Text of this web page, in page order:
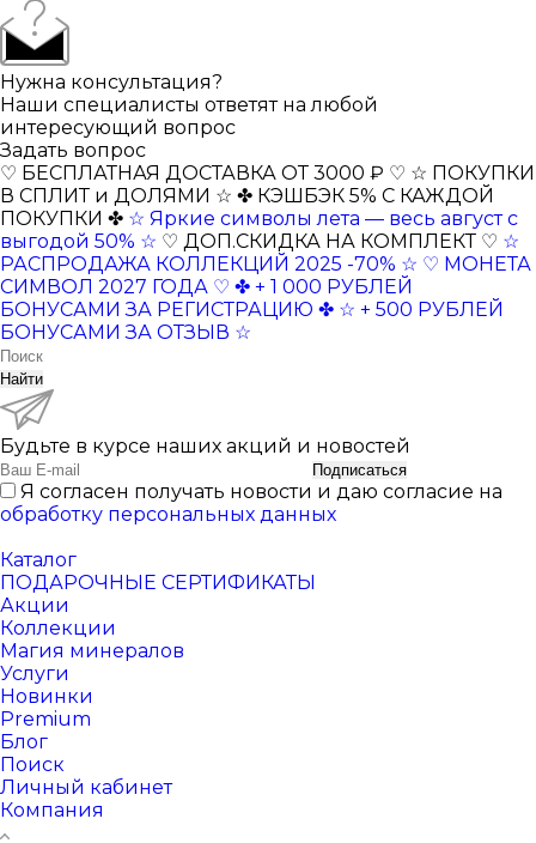
Нужна консультация?
Наши специалисты ответят на любой
интересующий вопрос
Задать вопрос
♡ БЕСПЛАТНАЯ ДОСТАВКА ОТ 3000 ₽ ♡ ☆ ПОКУПКИ
В СПЛИТ и ДОЛЯМИ ☆ ✤ КЭШБЭК 5% С КАЖДОЙ
ПОКУПКИ ✤ ☆ Яркие символы лета — весь август с
выгодой 50% ☆ ♡ ДОП.СКИДКА НА КОМПЛЕКТ ♡ ☆
РАСПРОДАЖА КОЛЛЕКЦИЙ 2025 -70% ☆ ♡ МОНЕТА
СИМВОЛ 2027 ГОДА ♡ ✤ + 1 000 РУБЛЕЙ
БОНУСАМИ ЗА РЕГИСТРАЦИЮ ✤ ☆ + 500 РУБЛЕЙ
БОНУСАМИ ЗА ОТЗЫВ ☆
Найти
Будьте в курсе наших акций и новостей
Подписаться
Я согласен получать новости и даю согласие на
обработку персональных данных
Каталог
ПОДАРОЧНЫЕ СЕРТИФИКАТЫ
Акции
Коллекции
Магия минералов
Услуги
Новинки
Premium
Блог
Поиск
Личный кабинет
Компания